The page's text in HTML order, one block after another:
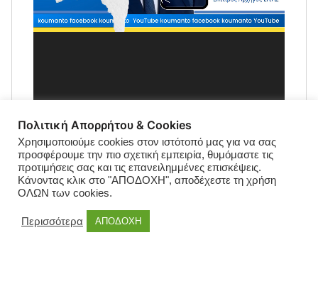
Πολιτική Απορρήτου & Cookies
Χρησιμοποιούμε cookies στον ιστότοπό μας για να σας
προσφέρουμε την πιο σχετική εμπειρία, θυμόμαστε τις
προτιμήσεις σας και τις επανειλημμένες επισκέψεις.
Κάνοντας κλικ στο "ΑΠΟΔΟΧΗ", αποδέχεστε τη χρήση
ΟΛΩΝ των cookies.
Περισσότερα ΑΠΟΔΟΧΗ